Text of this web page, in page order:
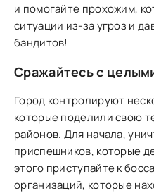
и помогайте прохожим,
ситуации из-за угроз и
бандитов!
Сражайтесь с
Город контролируют
которые поделили свою
районов. Для начала,
приспешников, которые
этого приступайте к
организаций, которые